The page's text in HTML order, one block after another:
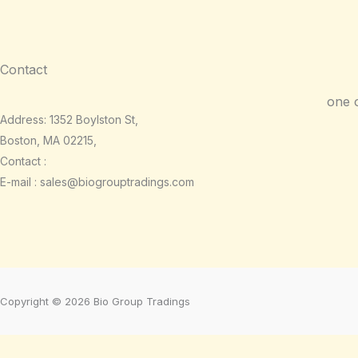
Contact
Address: 1352 Boylston St,
Boston, MA 02215,
Contact :
E-mail : sales@biogrouptradings.com
one
Copyright © 2026 Bio Group Tradings